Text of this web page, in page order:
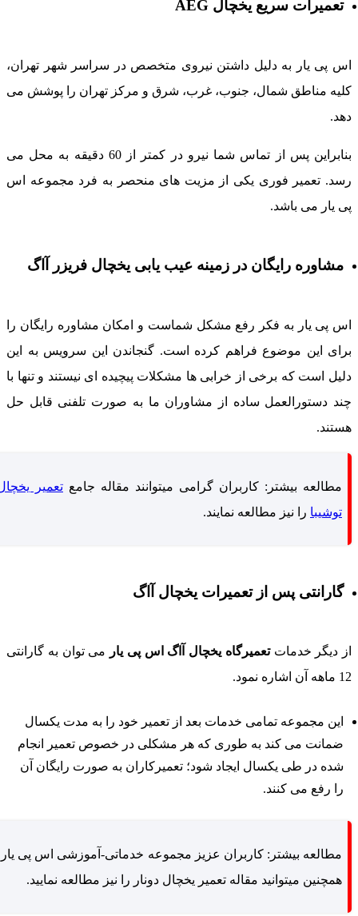
تعمیرات سریع یخچال AEG
پی یار به دلیل داشتن نیروی متخصص در سراسر شهر تهران،
مناطق شمال، جنوب، غرب، شرق و مرکز تهران را پوشش می
بنابراین پس از تماس شما نیرو در کمتر از 60 دقیقه به محل می
تعمیر فوری یکی از مزیت های منحصر به فرد مجموعه اس
یار می باشد.
مشاوره رایگان در زمینه عیب یابی یخچال فریزر آاگ
پی یار به فکر رفع مشکل شماست و امکان مشاوره رایگان را
این موضوع فراهم کرده است. گنجاندن این سرویس به این
است که برخی از خرابی ها مشکلات پیچیده ای نیستند و تنها با
دستورالعمل ساده از مشاوران ما به صورت تلفنی قابل حل
مطالعه بیشتر: کاربران گرامی میتوانند مقاله جامعتعمیر یخچال
توشیبارا نیز مطالعه نمایند.
گارانتی پس از تعمیرات یخچال آاگ
دیگر خدماتتعمیرگاه یخچال آاگ اس پی یارمی توان به گارانتی
آن اشاره نمود.
این مجموعه تمامی خدمات بعد از تعمیر خود را به مدت یکسال
ضمانت می کند به طوری که هر مشکلی در خصوص تعمیر انجام
شده در طی یکسال ایجاد شود؛ تعمیرکاران به صورت رایگان آن
را رفع می کنند.
مطالعه بیشتر: کاربران عزیز مجموعه خدماتی-آموزشی اس پی یار،
همچنین میتوانید مقاله تعمیر یخچال دونار را نیز مطالعه نمایید.